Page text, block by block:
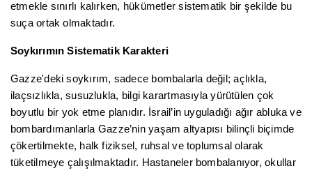
etmekle sınırlı kalırken, hükümetler sistematik bir şekilde bu
suça ortak olmaktadır.
Soykırımın Sistematik Karakteri
Gazze'deki soykırım, sadece bombalarla değil; açlıkla,
ilaçsızlıkla, susuzlukla, bilgi karartmasıyla yürütülen çok
boyutlu bir yok etme planıdır. İsrail’in uyguladığı ağır abluka ve
bombardımanlarla Gazze’nin yaşam altyapısı bilinçli biçimde
çökertilmekte, halk fiziksel, ruhsal ve toplumsal olarak
tüketilmeye çalışılmaktadır. Hastaneler bombalanıyor, okullar